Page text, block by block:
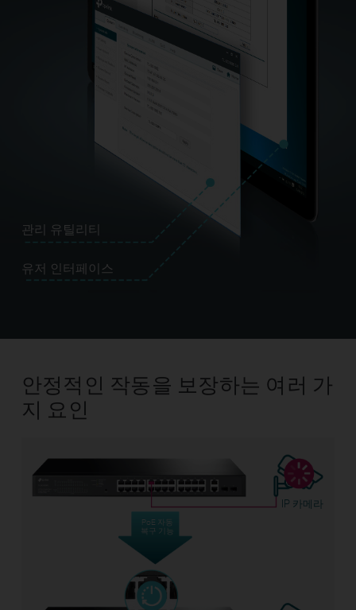
관리 유틸리티
유저 인터페이스
안정적인 작동을 보장하는 여러 가
지 요인
PoE 자동
복구 기능
IP 카메라